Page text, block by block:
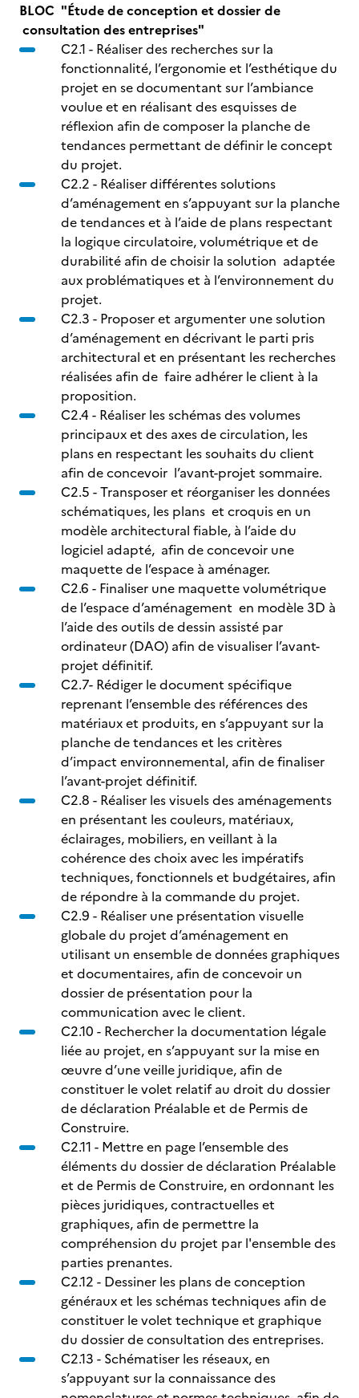
BLOC "Étude de conception et dossier de
consultation des entreprises"
C2.1 - Réaliser des recherches sur la
fonctionnalité, l’ergonomie et l’esthétique du
projet en se documentant sur l’ambiance
voulue et en réalisant des esquisses de
réflexion afin de composer la planche de
tendances permettant de définir le concept
du projet.
C2.2 - Réaliser différentes solutions
d’aménagement en s’appuyant sur la planche
de tendances et à l’aide de plans respectant
la logique circulatoire, volumétrique et de
durabilité afin de choisir la solution adaptée
aux problématiques et à l’environnement du
projet.
C2.3 - Proposer et argumenter une solution
d’aménagement en décrivant le parti pris
architectural et en présentant les recherches
réalisées afin de faire adhérer le client à la
proposition.
C2.4 - Réaliser les schémas des volumes
principaux et des axes de circulation, les
plans en respectant les souhaits du client
afin de concevoir l’avant-projet sommaire.
C2.5 - Transposer et réorganiser les données
schématiques, les plans et croquis en un
modèle architectural fiable, à l’aide du
logiciel adapté, afin de concevoir une
maquette de l’espace à aménager.
C2.6 - Finaliser une maquette volumétrique
de l’espace d’aménagement en modèle 3D à
l’aide des outils de dessin assisté par
ordinateur (DAO) afin de visualiser l’avant-
projet définitif.
C2.7- Rédiger le document spécifique
reprenant l’ensemble des références des
matériaux et produits, en s’appuyant sur la
planche de tendances et les critères
d’impact environnemental, afin de finaliser
l’avant-projet définitif.
C2.8 - Réaliser les visuels des aménagements
en présentant les couleurs, matériaux,
éclairages, mobiliers, en veillant à la
cohérence des choix avec les impératifs
techniques, fonctionnels et budgétaires, afin
de répondre à la commande du projet.
C2.9 - Réaliser une présentation visuelle
globale du projet d’aménagement en
utilisant un ensemble de données graphiques
et documentaires, afin de concevoir un
dossier de présentation pour la
communication avec le client.
C2.10 - Rechercher la documentation légale
liée au projet, en s’appuyant sur la mise en
œuvre d’une veille juridique, afin de
constituer le volet relatif au droit du dossier
de déclaration Préalable et de Permis de
Construire.
C2.11 - Mettre en page l’ensemble des
éléments du dossier de déclaration Préalable
et de Permis de Construire, en ordonnant les
pièces juridiques, contractuelles et
graphiques, afin de permettre la
compréhension du projet par l'ensemble des
parties prenantes.
C2.12 - Dessiner les plans de conception
généraux et les schémas techniques afin de
constituer le volet technique et graphique
du dossier de consultation des entreprises.
C2.13 - Schématiser les réseaux, en
s’appuyant sur la connaissance des